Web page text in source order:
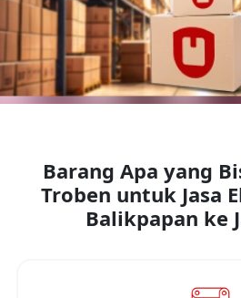
Barang Apa yang
Troben untuk Jasa
Balikpapan ke